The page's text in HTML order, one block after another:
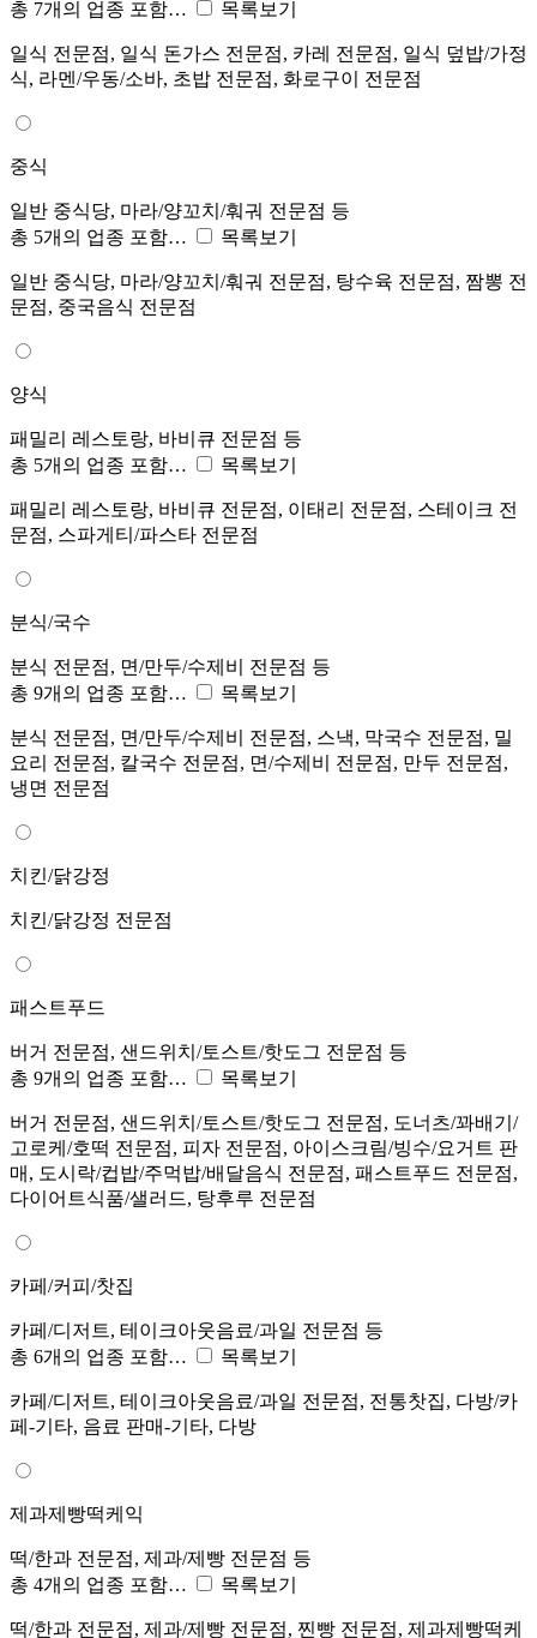
총 7개의 업종 포함… 목록보기
일식 전문점, 일식 돈가스 전문점, 카레 전문점, 일식 덮밥/가정
식, 라멘/우동/소바, 초밥 전문점, 화로구이 전문점
중식
일반 중식당, 마라/양꼬치/훠궈 전문점 등
총 5개의 업종 포함…
목록보기
일반 중식당, 마라/양꼬치/훠궈 전문점, 탕수육 전문점, 짬뽕 전
문점, 중국음식 전문점
양식
패밀리 레스토랑, 바비큐 전문점 등
총 5개의 업종 포함…
목록보기
패밀리 레스토랑, 바비큐 전문점, 이태리 전문점, 스테이크 전
문점, 스파게티/파스타 전문점
분식/국수
분식 전문점, 면/만두/수제비 전문점 등
총 9개의 업종 포함…
목록보기
분식 전문점, 면/만두/수제비 전문점, 스낵, 막국수 전문점, 밀
요리 전문점, 칼국수 전문점, 면/수제비 전문점, 만두 전문점,
냉면 전문점
치킨/닭강정
치킨/닭강정 전문점
패스트푸드
버거 전문점, 샌드위치/토스트/핫도그 전문점 등
총 9개의 업종 포함…
목록보기
버거 전문점, 샌드위치/토스트/핫도그 전문점, 도너츠/꽈배기/
고로케/호떡 전문점, 피자 전문점, 아이스크림/빙수/요거트 판
매, 도시락/컵밥/주먹밥/배달음식 전문점, 패스트푸드 전문점,
다이어트식품/샐러드, 탕후루 전문점
카페/커피/찻집
카페/디저트, 테이크아웃음료/과일 전문점 등
총 6개의 업종 포함…
목록보기
카페/디저트, 테이크아웃음료/과일 전문점, 전통찻집, 다방/카
페-기타, 음료 판매-기타, 다방
제과제빵떡케익
떡/한과 전문점, 제과/제빵 전문점 등
총 4개의 업종 포함…
목록보기
떡/한과 전문점, 제과/제빵 전문점, 찐빵 전문점, 제과제빵떡케